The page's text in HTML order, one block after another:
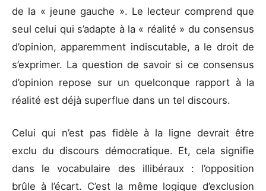
de la « jeune gauche ». Le lecteur comprend que
seul celui qui s’adapte à la « réalité » du consensus
d’opinion, apparemment indiscutable, a le droit de
s’exprimer. La question de savoir si ce consensus
d’opinion repose sur un quelconque rapport à la
réalité est déjà superflue dans un tel discours.
Celui qui n’est pas fidèle à la ligne devrait être
exclu du discours démocratique. Et, cela signifie
dans le vocabulaire des illibéraux : l’opposition
brûle à l’écart. C’est la même logique d’exclusion